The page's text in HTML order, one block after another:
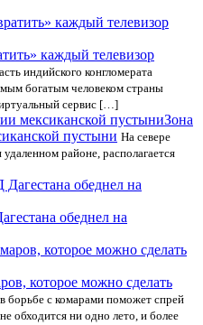
каждый телевизор
индийского конгломерата
богатым человеком страны
сервис […]
Зона
пустыни На севере
районе, располагается
обеднел на
которое можно сделать
борьбе с комарами поможет спрей
обходится ни одно лето, и более